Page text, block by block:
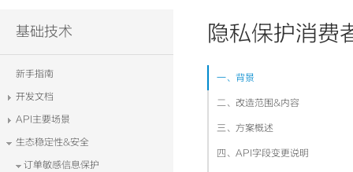
流量充值档位查询
基础技术
新手指南
开发文档
API主要场景
生态稳定性&安全
订单敏感信息保护
隐私保护消费
一、背景
二、改造范围&内容
三、方案概述
四、API字段变更说明